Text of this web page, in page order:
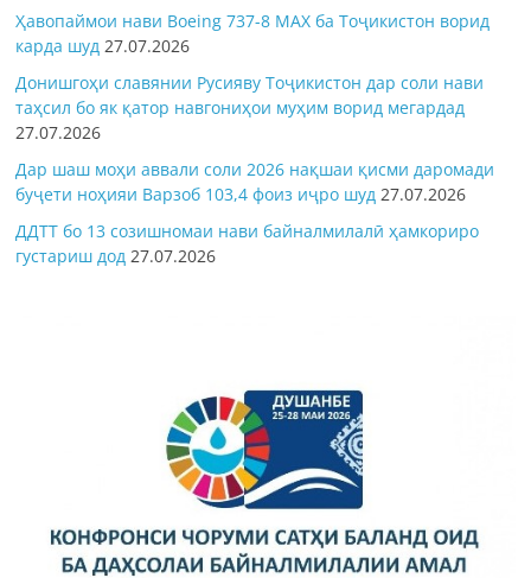
Ҳавопаймои нави Boeing 737-8 MAX ба Тоҷикистон ворид
карда шуд 27.07.2026
Донишгоҳи славянии Русияву Тоҷикистон дар соли нави
таҳсил бо як қатор навгониҳои муҳим ворид мегардад
27.07.2026
Дар шаш моҳи аввали соли 2026 нақшаи қисми даромади
буҷети ноҳияи Варзоб 103,4 фоиз иҷро шуд 27.07.2026
ДДТТ бо 13 созишномаи нави байналмилалӣ ҳамкориро
густариш дод 27.07.2026